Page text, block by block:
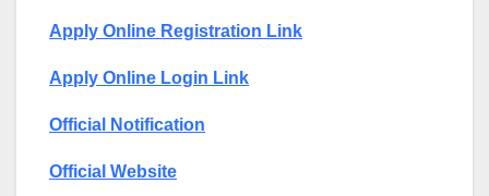
Apply Online Registration Link
Apply Online Login Link
Official Notification
Official Website